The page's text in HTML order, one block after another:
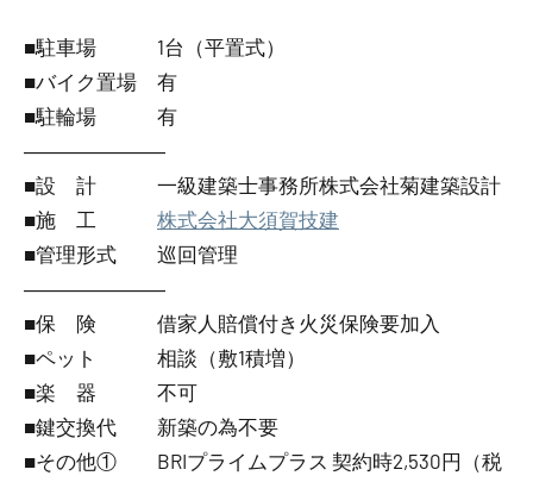
■駐車場 1台（平置式）
■バイク置場 有
■駐輪場 有
―――――――
■設 計 一級建築士事務所株式会社菊建築設計
■施 工 株式会社大須賀技建
■管理形式 巡回管理
―――――――
■保 険 借家人賠償付き火災保険要加入
■ペット 相談（敷1積増）
■楽 器 不可
■鍵交換代 新築の為不要
■その他① BRIプライムプラス 契約時2,530円（税